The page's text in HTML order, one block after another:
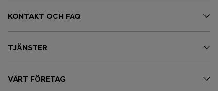
KONTAKT OCH FAQ
TJÄNSTER
VÅRT FÖRETAG